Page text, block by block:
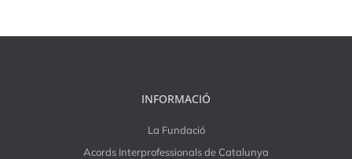
INFORMACIÓ
La Fundació
Acords Interprofessionals de Catalunya